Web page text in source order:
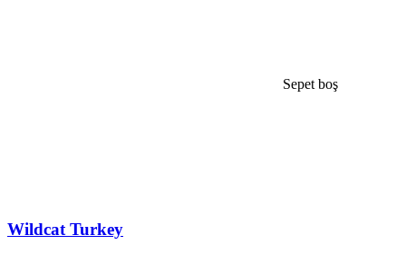
Sepet boş
Wildcat Turkey